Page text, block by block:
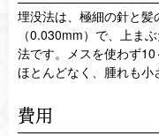
埋没法は、極細の針と
（0.030mm）で、上ま
法です。メスを使わず
ほとんどなく、腫れも小
費用